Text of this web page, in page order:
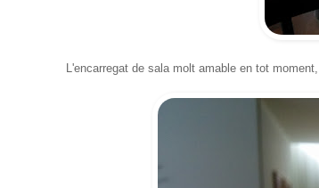
L'encarregat de sala molt amable en tot